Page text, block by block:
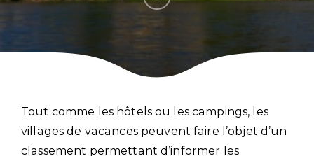
Tout comme les hôtels ou les campings, les
villages de vacances peuvent faire l’objet d’un
classement permettant d’informer les